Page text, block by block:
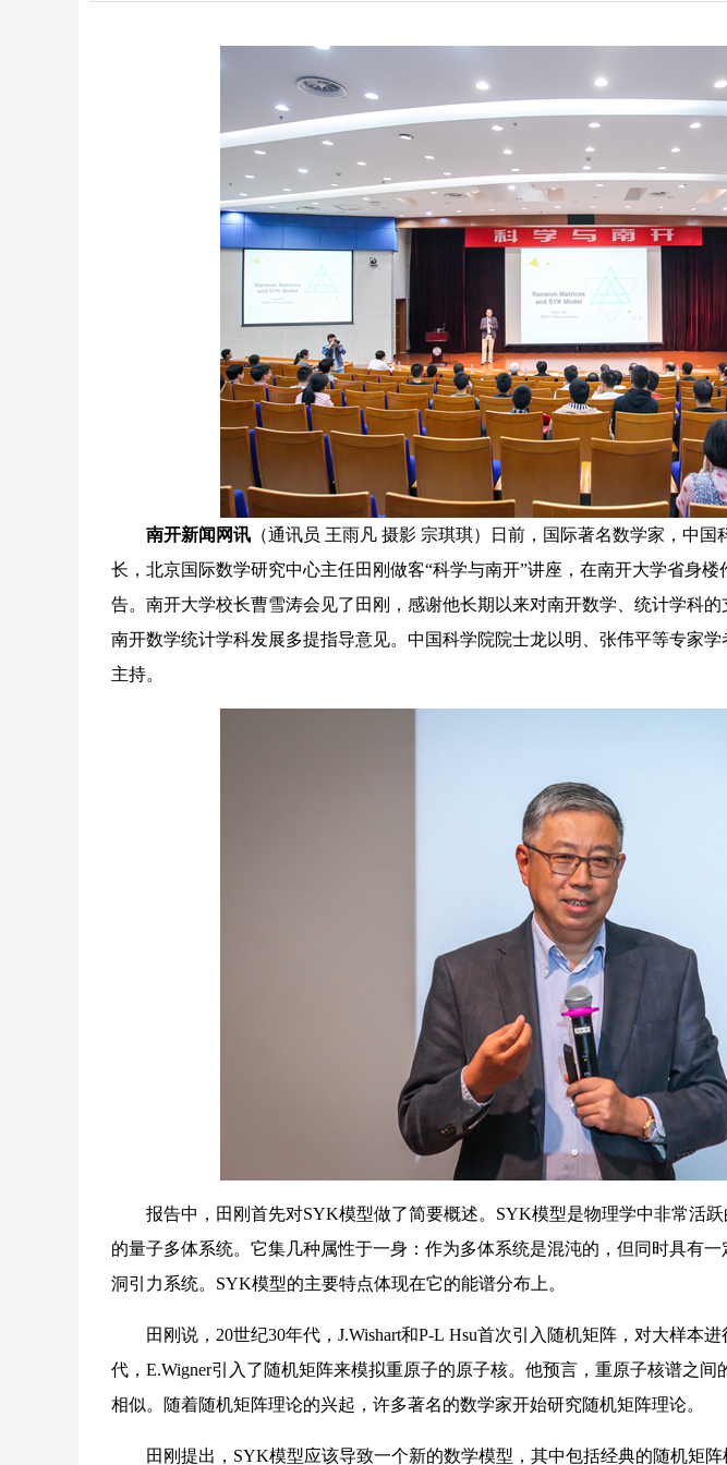
南开新闻网讯 （通讯员 王雨凡 摄影 宗琪琪）日前，国际著名数学家，中
长，北京国际数学研究中心主任田刚做客“科学与南开”讲座，在南开大学省身
告。南开大学校长曹雪涛会见了田刚，感谢他长期以来对南开数学、统计学科
南开数学统计学科发展多提指导意见。中国科学院院士龙以明、张伟平等专家
主持。
报告中，田刚首先对SYK模型做了简要概述。SYK模型是物理学中非常活跃
的量子多体系统。它集几种属性于一身：作为多体系统是混沌的，但同时具有
洞引力系统。SYK模型的主要特点体现在它的能谱分布上。
田刚说，20世纪30年代，J.Wishart和P-L Hsu首次引入随机矩阵，对大样本进
代，E.Wigner引入了随机矩阵来模拟重原子的原子核。他预言，重原子核谱之
相似。随着随机矩阵理论的兴起，许多著名的数学家开始研究随机矩阵理论。
田刚提出，SYK模型应该导致一个新的数学模型，其中包括经典的随机矩阵